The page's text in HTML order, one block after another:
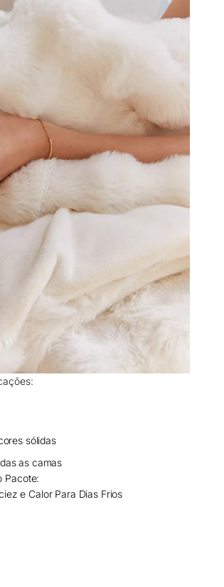
sólidas
as camas
Pacote:
e Calor Para Dias Frios